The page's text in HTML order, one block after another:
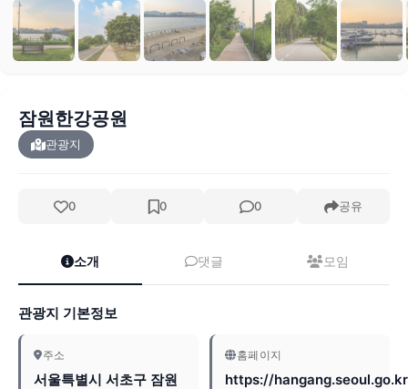
잠원한강공원
관광지
0 0 0 공유
소개 댓글 모임
관광지 기본정보
주소
서울특별시 서초구 잠원
홈페이지
https://